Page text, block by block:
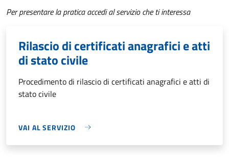
Per presentare la pratica accedi al servizio che ti interessa
Rilascio di certificati anagrafici e atti
di stato civile
Procedimento di rilascio di certificati anagrafici e atti di
stato civile
VAI AL SERVIZIO